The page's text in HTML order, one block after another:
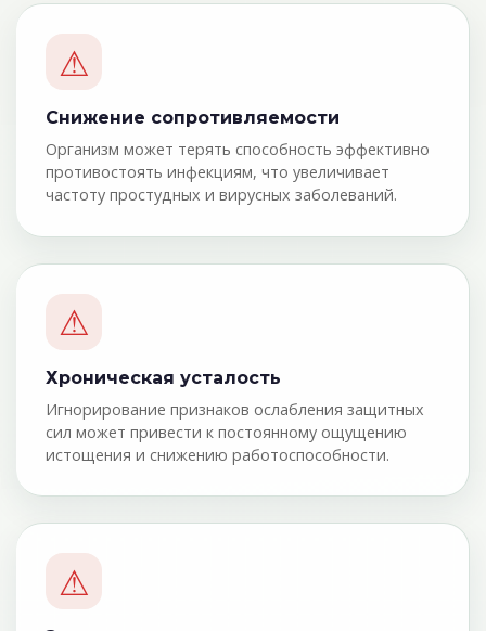
⚠
Снижение сопротивляемости
Организм может терять способность эффективно
противостоять инфекциям, что увеличивает
частоту простудных и вирусных заболеваний.
⚠
Хроническая усталость
Игнорирование признаков ослабления защитных
сил может привести к постоянному ощущению
истощения и снижению работоспособности.
⚠